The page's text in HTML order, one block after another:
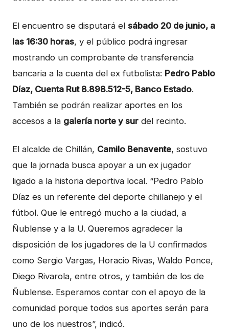
El encuentro se disputará el sábado 20 de junio, a
las 16:30 horas, y el público podrá ingresar
mostrando un comprobante de transferencia
bancaria a la cuenta del ex futbolista: Pedro Pablo
Díaz, Cuenta Rut 8.898.512-5, Banco Estado.
También se podrán realizar aportes en los
accesos a la galería norte y sur del recinto.
El alcalde de Chillán, Camilo Benavente, sostuvo
que la jornada busca apoyar a un ex jugador
ligado a la historia deportiva local. “Pedro Pablo
Díaz es un referente del deporte chillanejo y el
fútbol. Que le entregó mucho a la ciudad, a
Ñublense y a la U. Queremos agradecer la
disposición de los jugadores de la U confirmados
como Sergio Vargas, Horacio Rivas, Waldo Ponce,
Diego Rivarola, entre otros, y también de los de
Ñublense. Esperamos contar con el apoyo de la
comunidad porque todos sus aportes serán para
uno de los nuestros”, indicó.